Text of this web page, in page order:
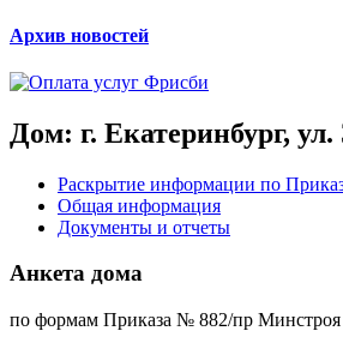
Архив новостей
Дом: г. Екатеринбург,
Раскрытие информации по
Общая информация
Документы и отчеты
Анкета дома
по формам Приказа № 882/пр